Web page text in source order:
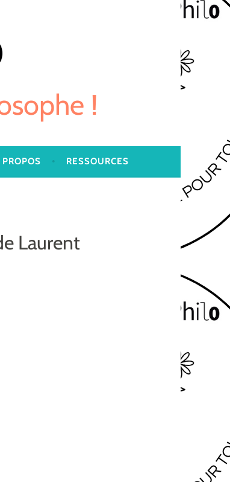
!
PROPOS RESSOURCES
Laurent